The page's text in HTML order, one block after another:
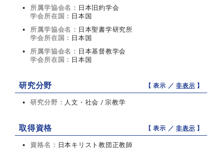
所属学協会名： 日本旧約学会
学会所在国： 日本国
所属学協会名： 日本聖書学研究所
学会所在国： 日本国
所属学協会名： 日本基督教学会
学会所在国： 日本国
研究分野 【 表示 ／非表示 】
研究分野： 人文・社会 / 宗教学
取得資格 【 表示 ／非表示 】
資格名： 日本キリスト教団正教師